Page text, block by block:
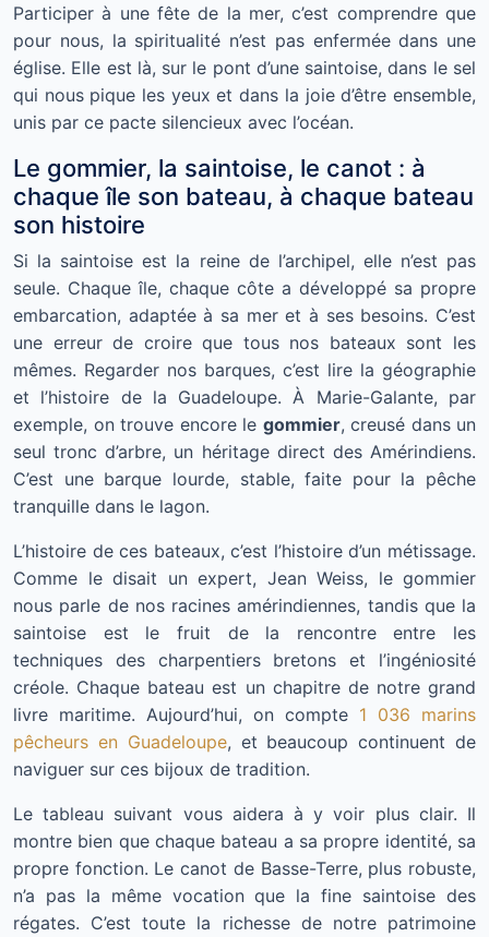
Participer à une fête de la mer, c’est comprendre que
pour nous, la spiritualité n’est pas enfermée dans une
église. Elle est là, sur le pont d’une saintoise, dans le sel
qui nous pique les yeux et dans la joie d’être ensemble,
unis par ce pacte silencieux avec l’océan.
Le gommier, la saintoise, le canot : à
chaque île son bateau, à chaque bateau
son histoire
Si la saintoise est la reine de l’archipel, elle n’est pas
seule. Chaque île, chaque côte a développé sa propre
embarcation, adaptée à sa mer et à ses besoins. C’est
une erreur de croire que tous nos bateaux sont les
mêmes. Regarder nos barques, c’est lire la géographie
et l’histoire de la Guadeloupe. À Marie-Galante, par
exemple, on trouve encore le gommier, creusé dans un
seul tronc d’arbre, un héritage direct des Amérindiens.
C’est une barque lourde, stable, faite pour la pêche
tranquille dans le lagon.
L’histoire de ces bateaux, c’est l’histoire d’un métissage.
Comme le disait un expert, Jean Weiss, le gommier
nous parle de nos racines amérindiennes, tandis que la
saintoise est le fruit de la rencontre entre les
techniques des charpentiers bretons et l’ingéniosité
créole. Chaque bateau est un chapitre de notre grand
livre maritime. Aujourd’hui, on compte 1 036 marins
pêcheurs en Guadeloupe, et beaucoup continuent de
naviguer sur ces bijoux de tradition.
Le tableau suivant vous aidera à y voir plus clair. Il
montre bien que chaque bateau a sa propre identité, sa
propre fonction. Le canot de Basse-Terre, plus robuste,
n’a pas la même vocation que la fine saintoise des
régates. C’est toute la richesse de notre patrimoine